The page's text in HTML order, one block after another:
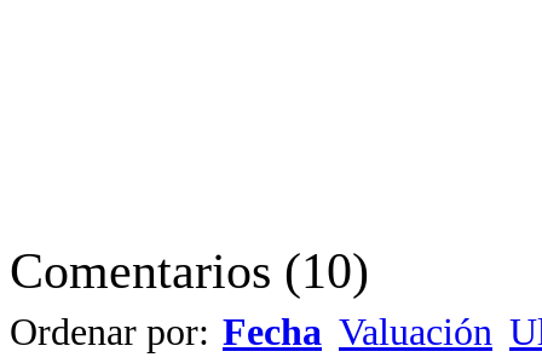
Comentarios (10)
Ordenar por: Fecha Valuación